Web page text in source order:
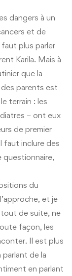
dangers à un
et de
faut plus parler
Karila. Mais à
que la
parents est
terrain : les
– ont eux
de premier
faut inclure des
questionnaire,
du
et je
tout de suite, ne
façon, les
Il est plus
de la
en parlant